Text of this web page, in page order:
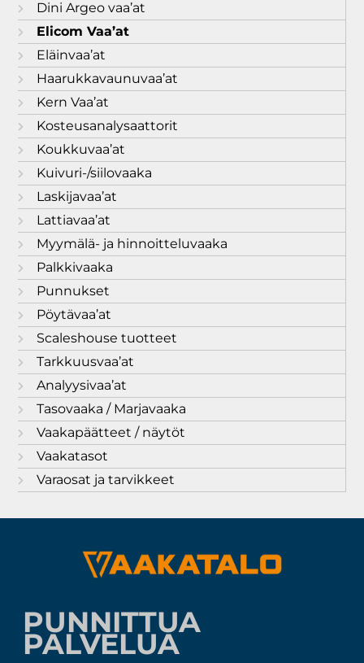
Dini Argeo vaa’at
Elicom Vaa’at
Eläinvaa’at
Haarukkavaunuvaa’at
Kern Vaa’at
Kosteusanalysaattorit
Koukkuvaa’at
Kuivuri-/siilovaaka
Laskijavaa’at
Lattiavaa’at
Myymälä- ja hinnoitteluvaaka
Palkkivaaka
Punnukset
Pöytävaa’at
Scaleshouse tuotteet
Tarkkuusvaa’at
Analyysivaa’at
Tasovaaka / Marjavaaka
Vaakapäätteet / näytöt
Vaakatasot
Varaosat ja tarvikkeet
PUNNITTUA
PALVELUA